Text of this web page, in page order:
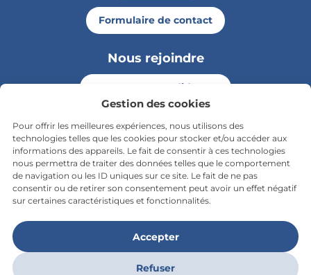
Gestion des cookies
Pour offrir les meilleures expériences, nous utilisons des
technologies telles que les cookies pour stocker et/ou accéder aux
informations des appareils. Le fait de consentir à ces technologies
nous permettra de traiter des données telles que le comportement
de navigation ou les ID uniques sur ce site. Le fait de ne pas
consentir ou de retirer son consentement peut avoir un effet négatif
sur certaines caractéristiques et fonctionnalités.
Accepter
Refuser
Formulaire de contact
Nous rejoindre
Envoyer ma candidature
Rester informé
S'inscrire à la newsletter
Nous suivre sur les réseaux
Facebook
X